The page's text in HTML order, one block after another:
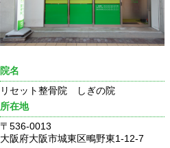
院名
リセット整骨院 しぎの院
所在地
〒536-0013
大阪府大阪市城東区鴫野東1-12-7